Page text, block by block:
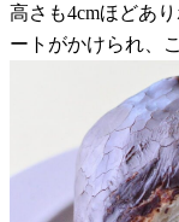
高さも4cmほどあ
ートがかけられ、